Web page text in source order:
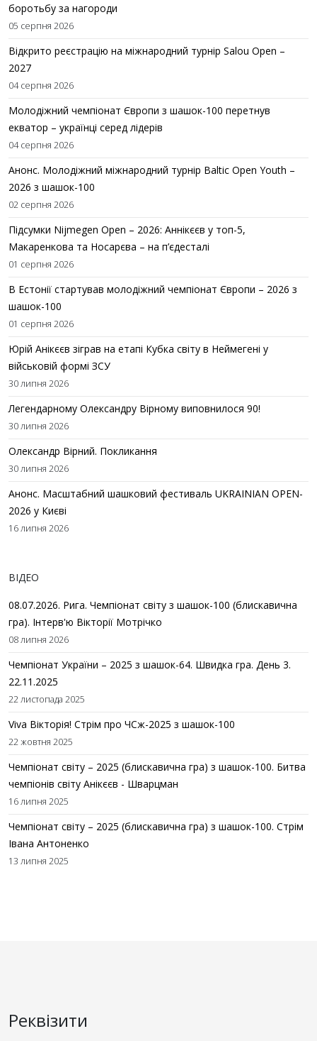
боротьбу за нагороди
05 серпня 2026
Відкрито реєстрацію на міжнародний турнір Salou Open –
2027
04 серпня 2026
Молодіжний чемпіонат Європи з шашок-100 перетнув
екватор – українці серед лідерів
04 серпня 2026
Анонс. Молодіжний міжнародний турнір Baltic Open Youth –
2026 з шашок-100
02 серпня 2026
Підсумки Nijmegen Open – 2026: Аннікєєв у топ-5,
Макаренкова та Носарєва – на п’єдесталі
01 серпня 2026
В Естонії стартував молодіжний чемпіонат Європи – 2026 з
шашок-100
01 серпня 2026
Юрій Анікєєв зіграв на етапі Кубка світу в Неймегені у
військовій формі ЗСУ
30 липня 2026
Легендарному Олександру Вірному виповнилося 90!
30 липня 2026
Олександр Вірний. Покликання
30 липня 2026
Анонс. Масштабний шашковий фестиваль UKRAINIAN OPEN-
2026 у Києві
16 липня 2026
ВІДЕО
08.07.2026. Рига. Чемпіонат світу з шашок-100 (блискавична
гра). Інтерв'ю Вікторії Мотрічко
08 липня 2026
Чемпіонат України – 2025 з шашок-64. Швидка гра. День 3.
22.11.2025
22 листопада 2025
Viva Вікторія! Стрім про ЧСж-2025 з шашок-100
22 жовтня 2025
Чемпіонат світу – 2025 (блискавична гра) з шашок-100. Битва
чемпіонів світу Анікєєв - Шварцман
16 липня 2025
Чемпіонат світу – 2025 (блискавична гра) з шашок-100. Стрім
Івана Антоненко
13 липня 2025
Реквізити